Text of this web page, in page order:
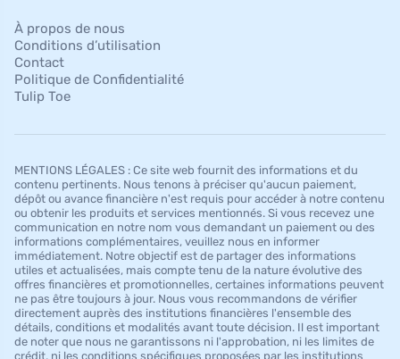
À propos de nous
Conditions d’utilisation
Contact
Politique de Confidentialité
Tulip Toe
MENTIONS LÉGALES : Ce site web fournit des informations et du
contenu pertinents. Nous tenons à préciser qu'aucun paiement,
dépôt ou avance financière n'est requis pour accéder à notre contenu
ou obtenir les produits et services mentionnés. Si vous recevez une
communication en notre nom vous demandant un paiement ou des
informations complémentaires, veuillez nous en informer
immédiatement. Notre objectif est de partager des informations
utiles et actualisées, mais compte tenu de la nature évolutive des
offres financières et promotionnelles, certaines informations peuvent
ne pas être toujours à jour. Nous vous recommandons de vérifier
directement auprès des institutions financières l'ensemble des
détails, conditions et modalités avant toute décision. Il est important
de noter que nous ne garantissons ni l'approbation, ni les limites de
crédit, ni les conditions spécifiques proposées par les institutions